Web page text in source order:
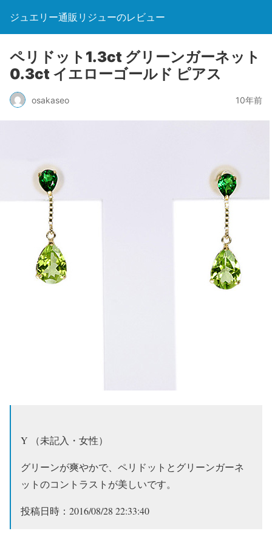
ジュエリー通販リジューのレビュー
ペリドット1.3ct グリーンガーネット
0.3ct イエローゴールド ピアス
osakaseo 10年前
Y （未記入・女性）
グリーンが爽やかで、ペリドットとグリーンガーネ
ットのコントラストが美しいです。
投稿日時：2016/08/28 22:33:40